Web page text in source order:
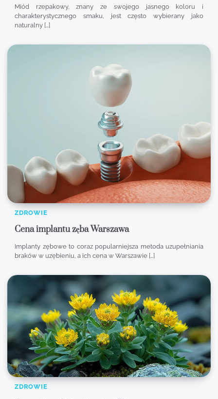
Miód rzepakowy, znany ze swojego jasnego koloru i
charakterystycznego smaku, jest często wybierany jako
naturalny […]
ZDROWIE
Cena implantu zęba Warszawa
Implanty zębowe to coraz popularniejsza metoda uzupełniania
braków w uzębieniu, a ich cena w Warszawie […]
ZDROWIE